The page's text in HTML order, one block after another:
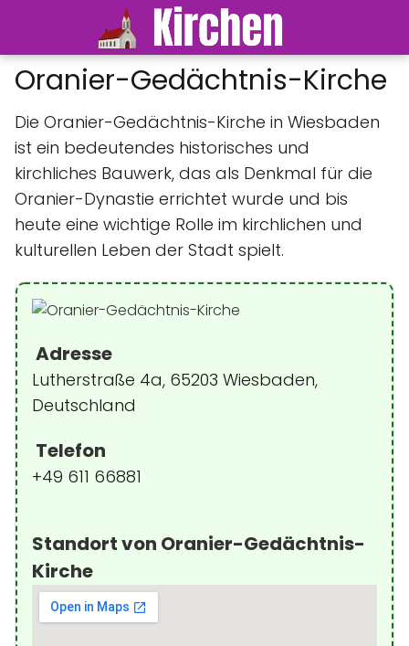
Oranier-Gedächtnis-Kirche
Die Oranier-Gedächtnis-Kirche in Wiesbaden
ist ein bedeutendes historisches und
kirchliches Bauwerk, das als Denkmal für die
Oranier-Dynastie errichtet wurde und bis
heute eine wichtige Rolle im kirchlichen und
kulturellen Leben der Stadt spielt.
Adresse
Lutherstraße 4a, 65203 Wiesbaden,
Deutschland
Telefon
+49 611 66881
Standort von Oranier-Gedächtnis-
Kirche